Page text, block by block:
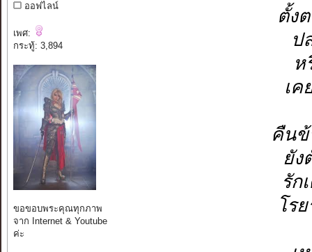
ออฟไลน์
เพศ:
กระทู้: 3,894
ขอขอบพระคุณทุกภาพ
จาก Internet & Youtube
ค่ะ
ตั้ง
ป
ห
เค
คืนข้
ยัง
รัก
โร